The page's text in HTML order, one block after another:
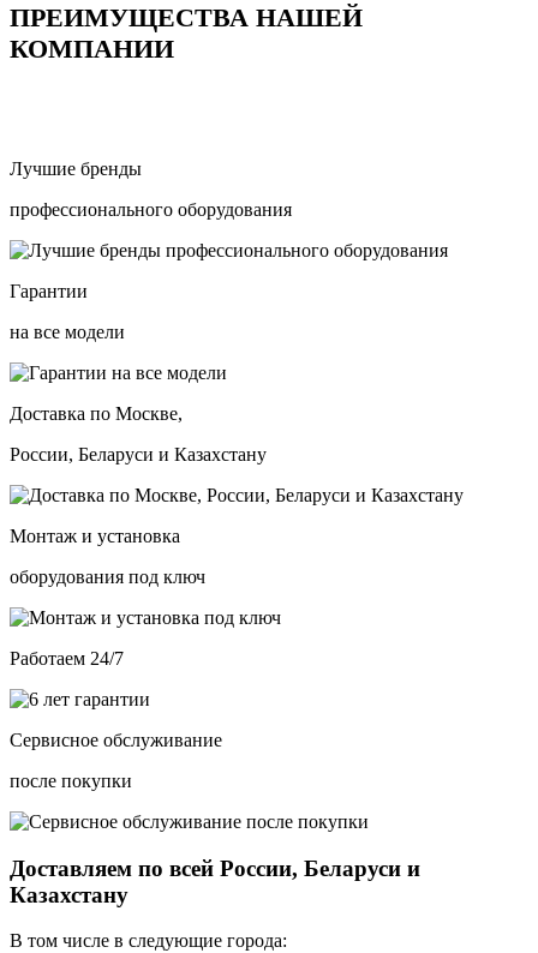
ПРЕИМУЩЕСТВА НАШЕЙ
КОМПАНИИ
Лучшие бренды
профессионального оборудования
Гарантии
на все модели
Доставка по Москве,
России, Беларуси и Казахстану
Монтаж и установка
оборудования под ключ
Работаем 24/7
Сервисное обслуживание
после покупки
Доставляем по всей России, Беларуси и
Казахстану
В том числе в следующие города: